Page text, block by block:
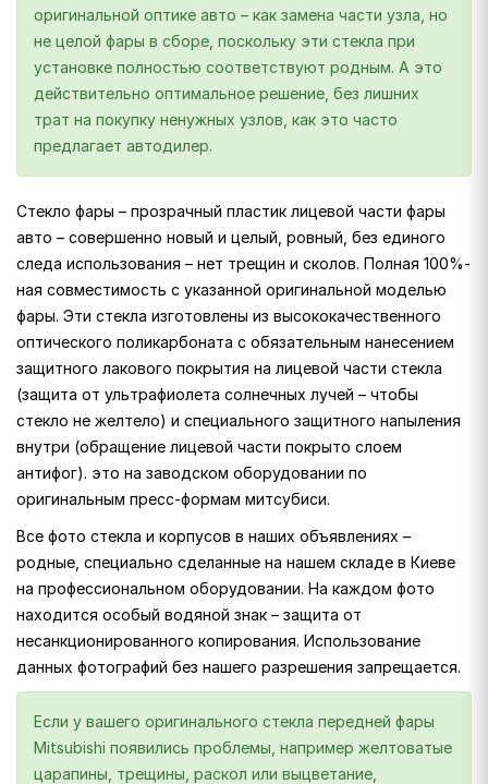
оригинальной оптике авто – как замена части узла, но
не целой фары в сборе, поскольку эти стекла при
установке полностью соответствуют родным. А это
действительно оптимальное решение, без лишних
трат на покупку ненужных узлов, как это часто
предлагает автодилер.
Стекло фары – прозрачный пластик лицевой части фары
авто – совершенно новый и целый, ровный, без единого
следа использования – нет трещин и сколов. Полная 100%-
ная совместимость с указанной оригинальной моделью
фары. Эти стекла изготовлены из высококачественного
оптического поликарбоната с обязательным нанесением
защитного лакового покрытия на лицевой части стекла
(защита от ультрафиолета солнечных лучей – чтобы
стекло не желтело) и специального защитного напыления
внутри (обращение лицевой части покрыто слоем
антифог). это на заводском оборудовании по
оригинальным пресс-формам митсубиси.
Все фото стекла и корпусов в наших объявлениях –
родные, специально сделанные на нашем складе в Киеве
на профессиональном оборудовании. На каждом фото
находится особый водяной знак – защита от
несанкционированного копирования. Использование
данных фотографий без нашего разрешения запрещается.
Если у вашего оригинального стекла передней фары
Mitsubishi появились проблемы, например желтоватые
царапины, трещины, раскол или выцветание,